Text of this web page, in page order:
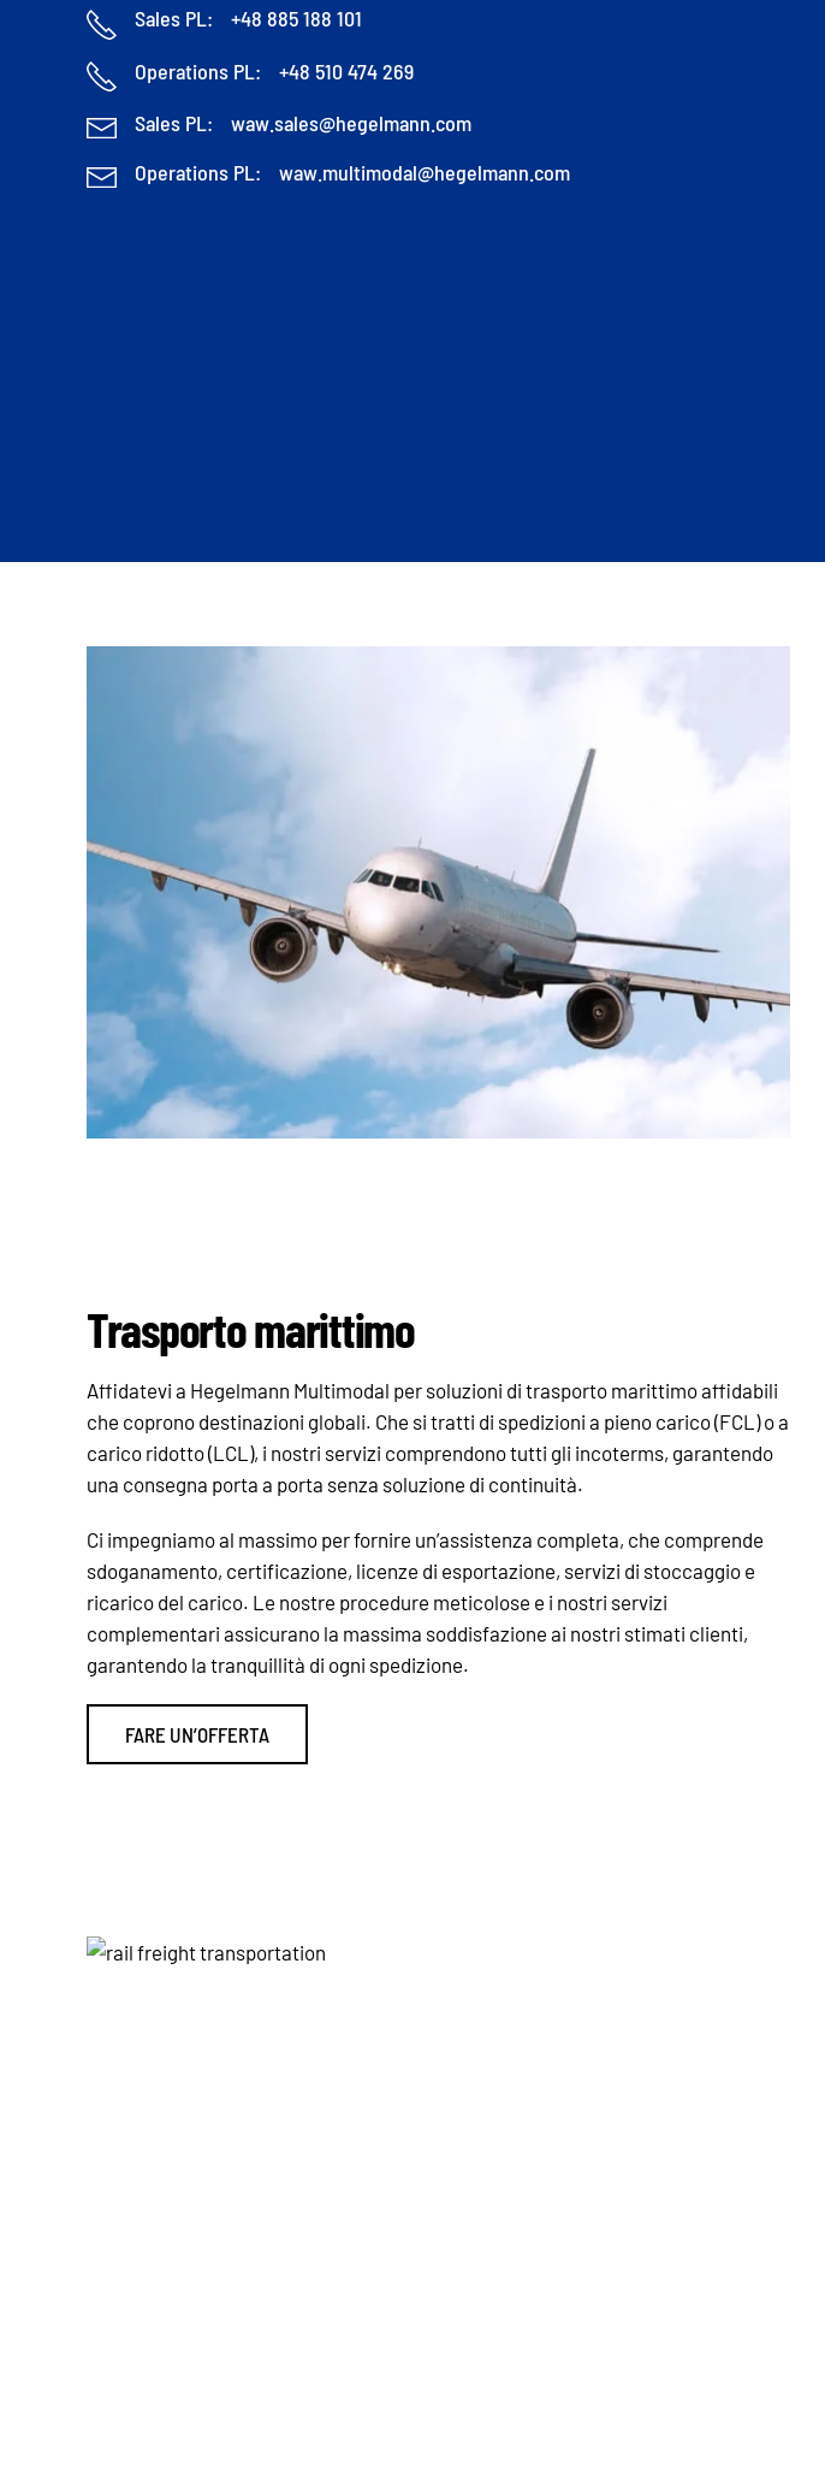
Sales PL:
+48 885 188 101
Operations PL:
+48 510 474 269
Sales PL:
waw.sales@hegelmann.com
Operations PL:
waw.multimodal@hegelmann.com
Trasporto marittimo
Affidatevi a Hegelmann Multimodal per soluzioni di trasporto marittimo affidabili
che coprono destinazioni globali. Che si tratti di spedizioni a pieno carico (FCL) o a
carico ridotto (LCL), i nostri servizi comprendono tutti gli incoterms, garantendo
una consegna porta a porta senza soluzione di continuità.
Ci impegniamo al massimo per fornire un’assistenza completa, che comprende
sdoganamento, certificazione, licenze di esportazione, servizi di stoccaggio e
ricarico del carico. Le nostre procedure meticolose e i nostri servizi
complementari assicurano la massima soddisfazione ai nostri stimati clienti,
garantendo la tranquillità di ogni spedizione.
FARE UN’OFFERTA